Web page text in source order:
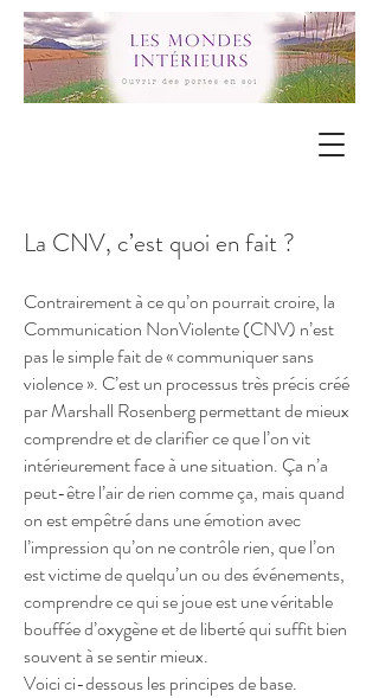
La CNV, c’est quoi en fait ?
Contrairement à ce qu’on pourrait croire, la
Communication NonViolente (CNV) n’est
pas le simple fait de « communiquer sans
violence ». C’est un processus très précis créé
par Marshall Rosenberg permettant de mieux
comprendre et de clarifier ce que l’on vit
intérieurement face à une situation. Ça n’a
peut-être l’air de rien comme ça, mais quand
on est empêtré dans une émotion avec
l’impression qu’on ne contrôle rien, que l’on
est victime de quelqu’un ou des événements,
comprendre ce qui se joue est une véritable
bouffée d’oxygène et de liberté qui suffit bien
souvent à se sentir mieux.
Voici ci-dessous les principes de base.